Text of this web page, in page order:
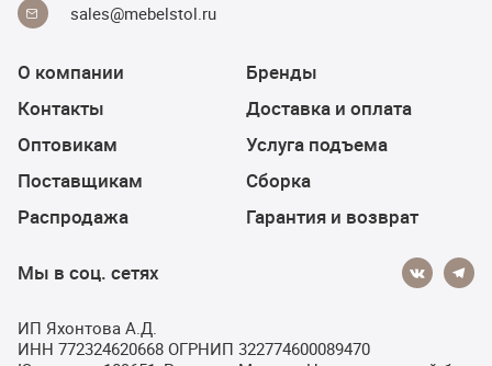
sales@mebelstol.ru
О компании
Контакты
Оптовикам
Поставщикам
Распродажа
Бренды
Доставка и оплата
Услуга подъема
Сборка
Гарантия и возврат
Мы в соц. сетях
ИП Яхонтова А.Д.
ИНН 772324620668 ОГРНИП 322774600089470